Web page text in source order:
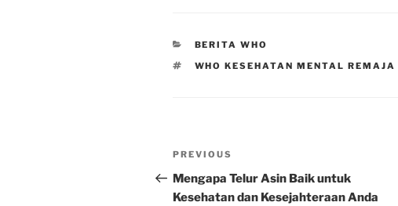
CATEGORIES
BERITA WHO
TAGS
WHO KESEHATAN MENTAL REMAJA
Post
navigation
Previous
Post
PREVIOUS
Mengapa Telur Asin Baik untuk
Kesehatan dan Kesejahteraan Anda